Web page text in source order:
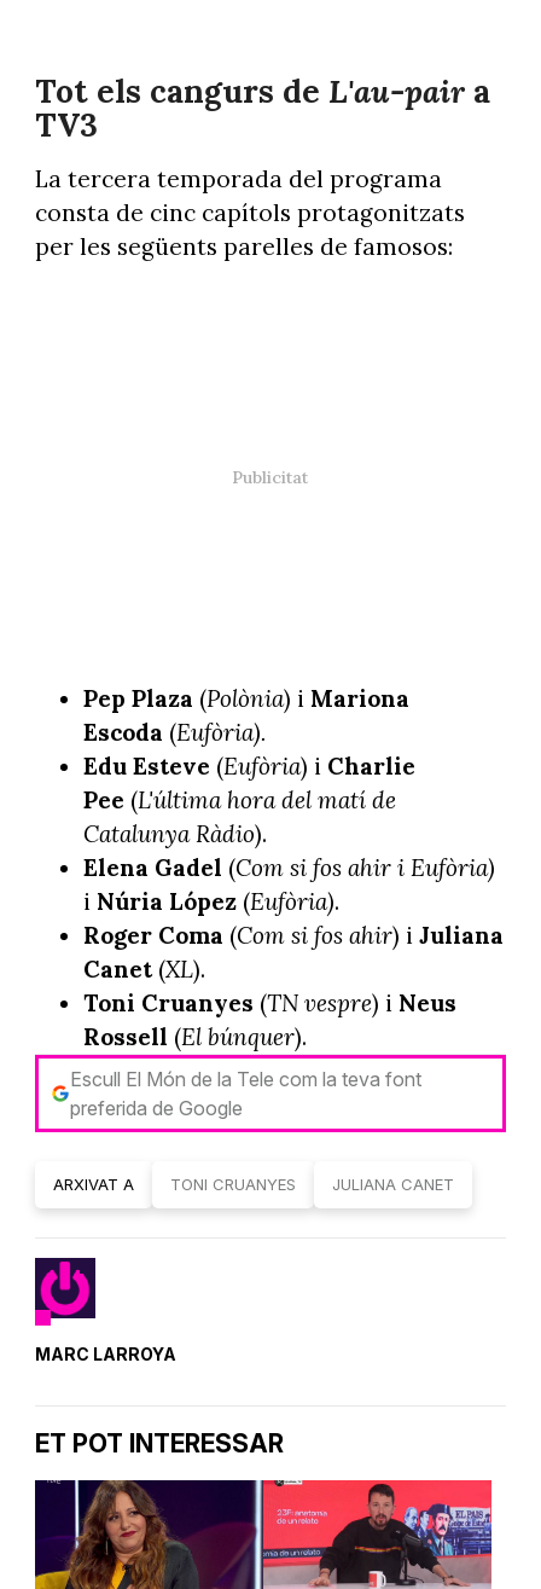
Tot els cangurs de L'au-paira
TV3
La tercera temporada del programa
consta de cinc capítols protagonitzats
per les següents parelles de famosos:
Pep Plaza (Polònia) i Mariona
Escoda (Eufòria).
Edu Esteve (Eufòria) i Charlie
Pee (L'última hora del matí de
Catalunya Ràdio).
Elena Gadel (Com si fos ahir i Eufòria)
i Núria López(Eufòria).
Roger Coma (Com si fos ahir) i Juliana
Canet (XL).
Toni Cruanyes (TN vespre) i Neus
Rossell (El búnquer).
Escull El Món de la Tele com la teva font
preferida de Google
ARXIVAT A TONI CRUANYES JULIANA CANET
MARC LARROYA
ET POT INTERESSAR